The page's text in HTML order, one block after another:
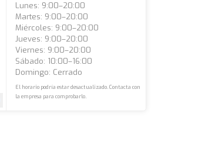
Lunes: 9:00–20:00
Martes: 9:00–20:00
Miércoles: 9:00–20:00
Jueves: 9:00–20:00
Viernes: 9:00–20:00
Sábado: 10:00–16:00
Domingo: Cerrado
El horario podría estar desactualizado. Contacta con
la empresa para comprobarlo.